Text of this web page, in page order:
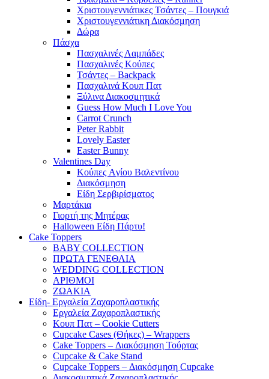
Χριστουγεννιάτικες Τσάντες – Πουγκιά
Χριστουγεννιάτικη Διακόσμηση
Δώρα
Πάσχα
Πασχαλινές Λαμπάδες
Πασχαλινές Κούπες
Τσάντες – Backpack
Πασχαλινά Κουπ Πατ
Ξύλινα Διακοσμητικά
Guess How Much I Love You
Carrot Crunch
Peter Rabbit
Lovely Easter
Easter Bunny
Valentines Day
Κούπες Aγίου Βαλεντίνου
Διακόσμηση
Είδη Σερβιρίσματος
Μαρτάκια
Γιορτή της Μητέρας
Halloween Είδη Πάρτυ!
Cake Toppers
BABY COLLECTION
ΠΡΩΤΑ ΓΕΝΕΘΛΙΑ
WEDDING COLLECTION
ΑΡΙΘΜΟΙ
ΖΩΑΚΙΑ
Είδη- Εργαλεία Ζαχαροπλαστικής
Εργαλεία Ζαχαροπλαστικής
Κουπ Πατ – Cookie Cutters
Cupcake Cases (Θήκες) – Wrappers
Cake Toppers – Διακόσμηση Τούρτας
Cupcake & Cake Stand
Cupcake Toppers – Διακόσμηση Cupcake